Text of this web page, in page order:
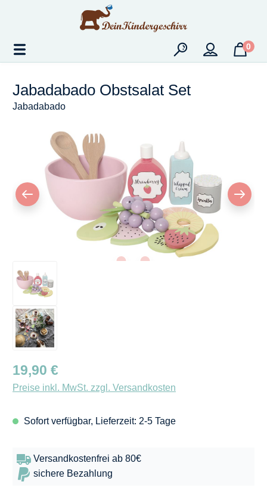
Zum Hauptinhalt springen
0
Jabadabado Obstsalat Set
Jabadabado
Bildergalerie überspringen
Regulärer Preis:
19,90 €
Preise inkl. MwSt. zzgl. Versandkosten
Sofort verfügbar, Lieferzeit: 2-5 Tage
Versandkostenfrei ab 80€
sichere Bezahlung